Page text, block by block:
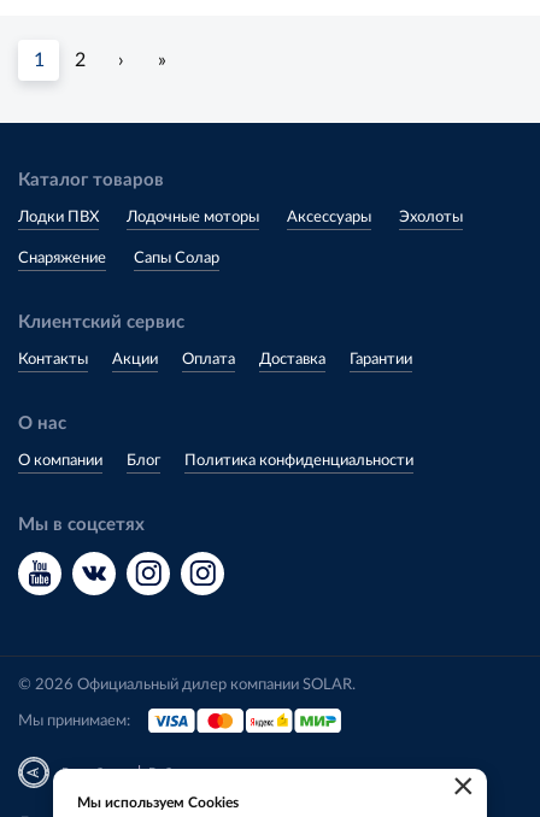
1 2 › »
Каталог товаров
Лодки ПВХ Лодочные моторы Аксессуары Эхолоты
Снаряжение Сапы Солар
Клиентский сервис
Контакты Акции Оплата Доставка Гарантии
О нас
О компании Блог Политика конфиденциальности
Мы в соцсетях
© 2026 Официальный дилер компании SOLAR.
Мы принимаем:
Разработка|Веб-аналитика ×
Мы используем Cookies